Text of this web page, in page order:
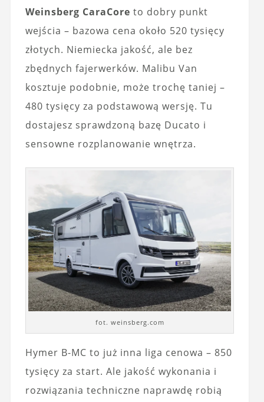
Weinsberg CaraCore to dobry punkt
wejścia – bazowa cena około 520 tysięcy
złotych. Niemiecka jakość, ale bez
zbędnych fajerwerków. Malibu Van
kosztuje podobnie, może trochę taniej –
480 tysięcy za podstawową wersję. Tu
dostajesz sprawdzoną bazę Ducato i
sensowne rozplanowanie wnętrza.
fot. weinsberg.com
Hymer B-MC to już inna liga cenowa – 850
tysięcy za start. Ale jakość wykonania i
rozwiązania techniczne naprawdę robią